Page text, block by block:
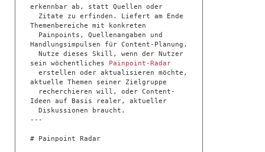
erkennbar ab, statt Quellen oder
Themenbereiche mit konkreten
Handlungsimpulsen für Content-Planung.
sein wöchentliches
Painpoint-Radar
aktuelle Themen seiner Zielgruppe
Ideen auf Basis realer, aktueller
---
# Painpoint Radar